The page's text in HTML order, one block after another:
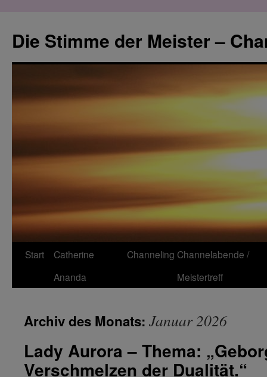
springen
Die Stimme der Meister –
Start
Catherine
Ananda
Channeling Channelabende /
Meistertreff
Archiv des Monats: Januar 2026
Lady Aurora – Thema:
Verschmelzen der Dualität.“